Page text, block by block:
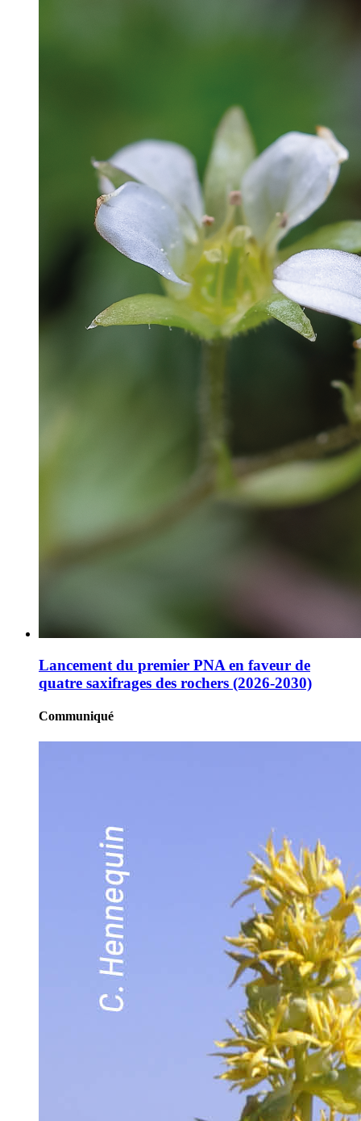
Lancement du premier PNA en faveur de
quatre saxifrages des rochers (2026-2030)
Communiqué